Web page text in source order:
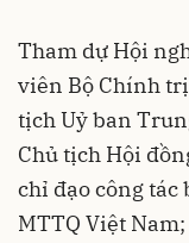
Tham dự Hội
viên Bộ Chính
tịch Uỷ ban
Chủ tịch Hội
chỉ đạo công tác
MTTQ Việt